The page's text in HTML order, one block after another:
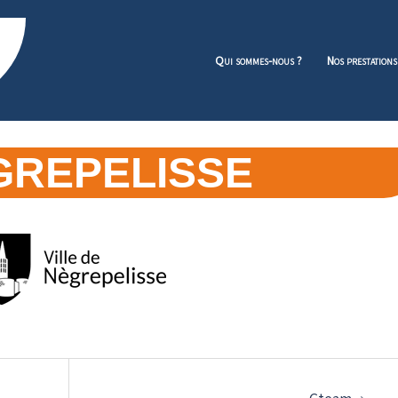
Qui sommes-nous ? Nos prestations